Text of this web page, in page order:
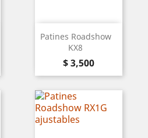
Patines Roadshow
KX8
Precio
$ 3,500